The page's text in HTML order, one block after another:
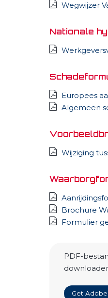
Wegwijzer
Nationale
Europees
Algemeen
Wijziging
Brochure
Formulier
PDF-
Get